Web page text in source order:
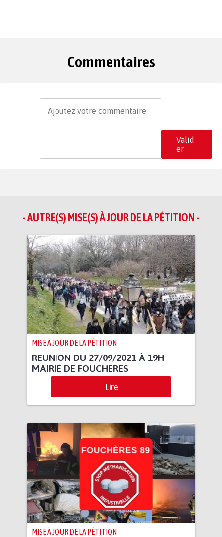
Commentaires
Valid
er
- AUTRE(S) MISE(S) À JOUR DE LA PÉTITION -
MISE À JOUR DE LA PÉTITION
REUNION DU 27/09/2021 À 19H
MAIRIE DE FOUCHERES
Lire
MISE À JOUR DE LA PÉTITION